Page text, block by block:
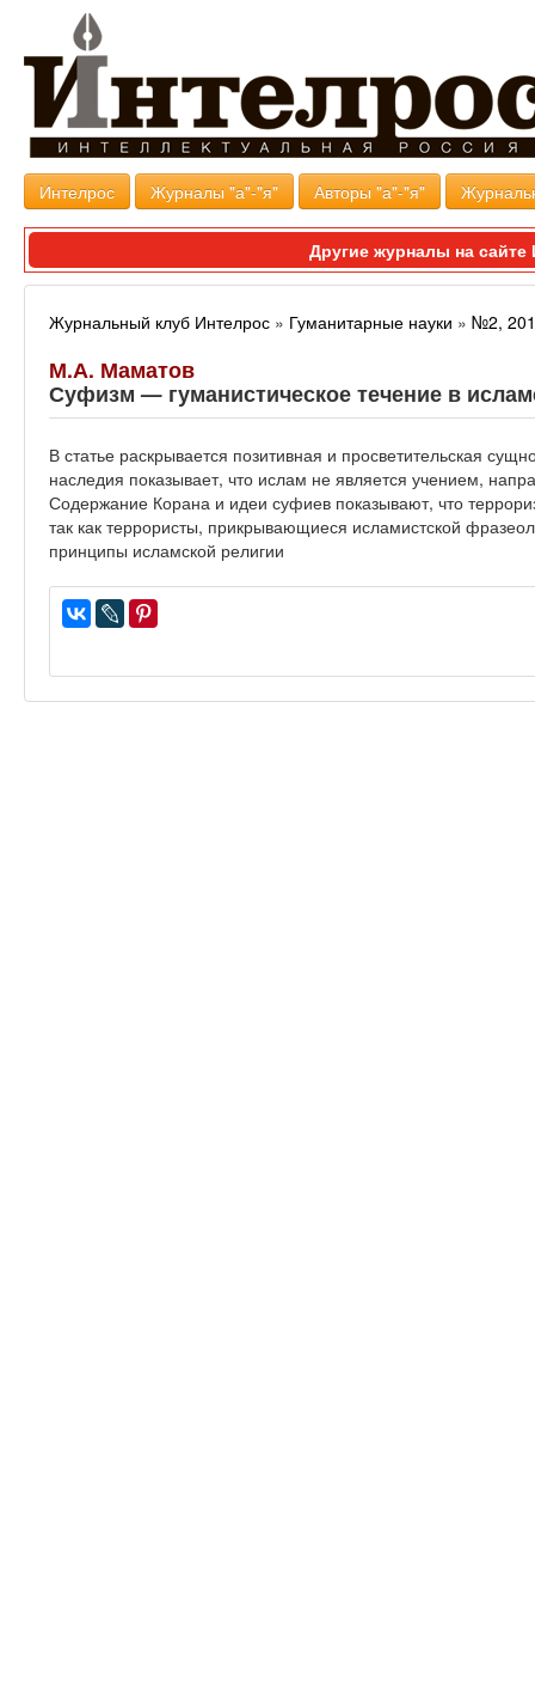
Интелрос Журналы "а"-"я" Авторы "а"-"я"
Другие журналы на
Журнальный клуб Интелрос » Гуманитарные науки » №2,
М.А. Маматов
Суфизм — гуманистическое течение в
В статье раскрывается позитивная и просветительская
наследия показывает, что ислам не является учением,
Содержание Корана и идеи суфиев показывают, что
так как террористы, прикрывающиеся исламистской
принципы исламской религии